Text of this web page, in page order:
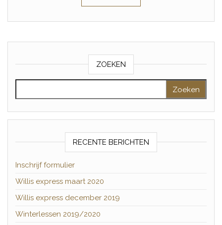
ZOEKEN
RECENTE BERICHTEN
Inschrijf formulier
Willis express maart 2020
Willis express december 2019
Winterlessen 2019/2020